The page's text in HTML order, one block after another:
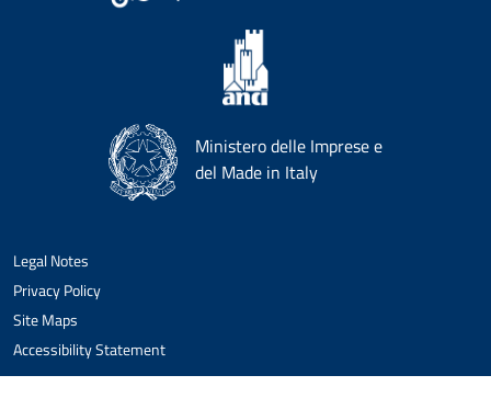
Ministero delle Imprese e
del Made in Italy
Legal Notes
Privacy Policy
Site Maps
Accessibility Statement